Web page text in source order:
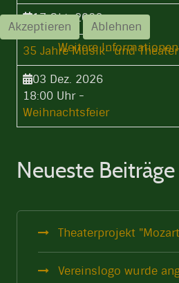
17 Okt. 2026
15:00 Uhr -
35 Jahre Musik- und
03 Dez. 2026
18:00 Uhr-
Weihnachtsfeier
Neueste Beiträge
Theaterprojekt
Vereinslogo wurde
Akzeptieren
Ablehnen
Weitere Informationen